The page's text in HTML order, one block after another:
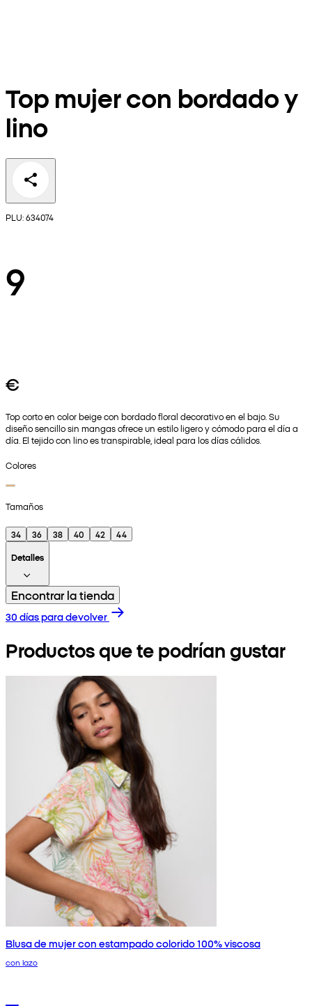
Top mujer con bordado y
lino
PLU: 634074
9
€
Top corto en color beige con bordado floral decorativo en el bajo. Su
diseño sencillo sin mangas ofrece un estilo ligero y cómodo para el día a
día. El tejido con lino es transpirable, ideal para los días cálidos.
Colores
Tamaños
34 36 38 40 42
44
Detalles
Encontrar la tienda
30 días para devolver
Productos que te podrían gustar
Blusa de mujer con estampado colorido 100% viscosa
con lazo